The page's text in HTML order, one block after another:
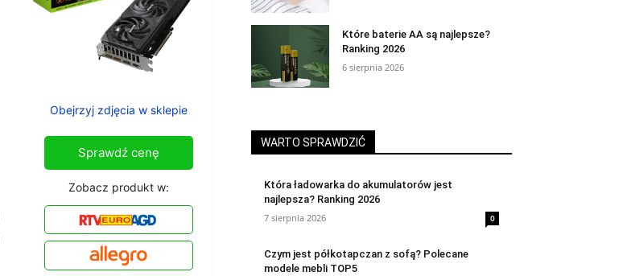
Obejrzyj zdjęcia w sklepie
Sprawdź cenę
Zobacz produkt w:
Które baterie AA są najlepsze?
Ranking 2026
6 sierpnia 2026
WARTO SPRAWDZIĆ
Która ładowarka do akumulatorów jest
najlepsza? Ranking 2026
7 sierpnia 2026
0
Czym jest półkotapczan z sofą? Polecane
modele mebli TOP5